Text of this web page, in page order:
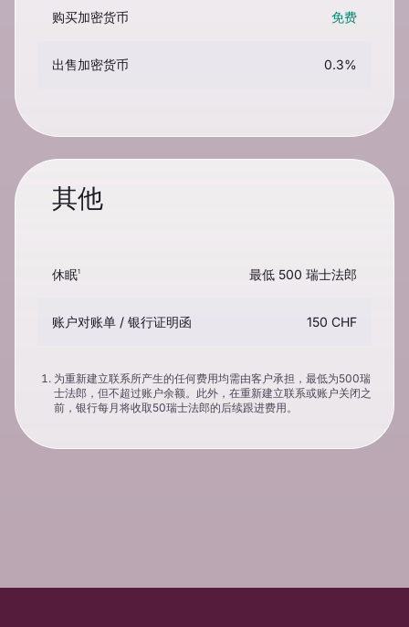
购买加密货币 免费
出售加密货币 0.3%
其他
休眠1 最低 500 瑞士法郎
账户对账单 / 银行证明函 150 CHF
为重新建立联系所产生的任何费用均需由客户承担，最低为500瑞
士法郎，但不超过账户余额。此外，在重新建立联系或账户关闭之
前，银行每月将收取50瑞士法郎的后续跟进费用。